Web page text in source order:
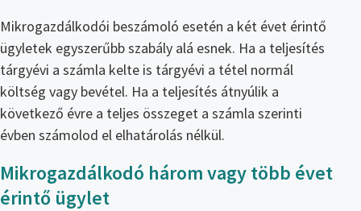
Mikrogazdálkodói beszámoló esetén a két évet érintő
ügyletek egyszerűbb szabály alá esnek. Ha a teljesítés
tárgyévi a számla kelte is tárgyévi a tétel normál
költség vagy bevétel. Ha a teljesítés átnyúlik a
következő évre a teljes összeget a számla szerinti
évben számolod el elhatárolás nélkül.
Mikrogazdálkodó három vagy több évet
érintő ügylet